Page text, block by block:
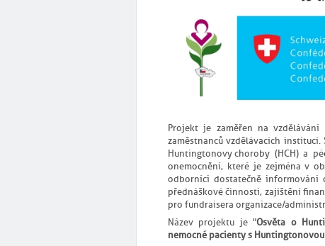
Projekt je zaměřen na vzdělávání
zaměstnanců vzdělávacích
Huntingtonovy choroby (HCH) a
onemocnění, které je zejména v
odborníci dostatečně informováni
přednáškové činnosti, zajištění
pro fundraisera organizace/
Název projektu je "Osvěta o
nemocné pacienty s